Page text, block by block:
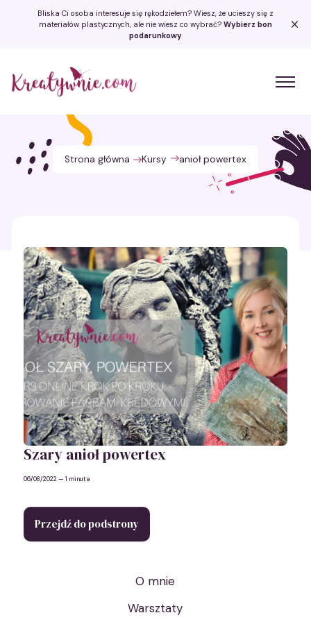
Bliska Ci osoba interesuje się rękodziełem? Wiesz, że ucieszy się z
materiałów plastycznych, ale nie wiesz co wybrać? Wybierz bon
podarunkowy
Kreatywnie.com
Strona główna Kursy anioł powertex
Szary anioł powertex
06/08/2022— 1 minuta
Przejdź do podstrony
O mnie
Warsztaty